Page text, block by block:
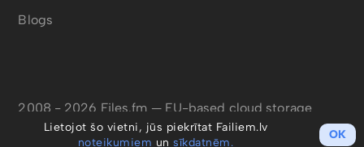
Blogs
2008 - 2026 Files.fm — EU-based cloud storage
Lietojot šo vietni, jūs piekrītat Failiem.lv
noteikumiem unsīkdatnēm.
OK